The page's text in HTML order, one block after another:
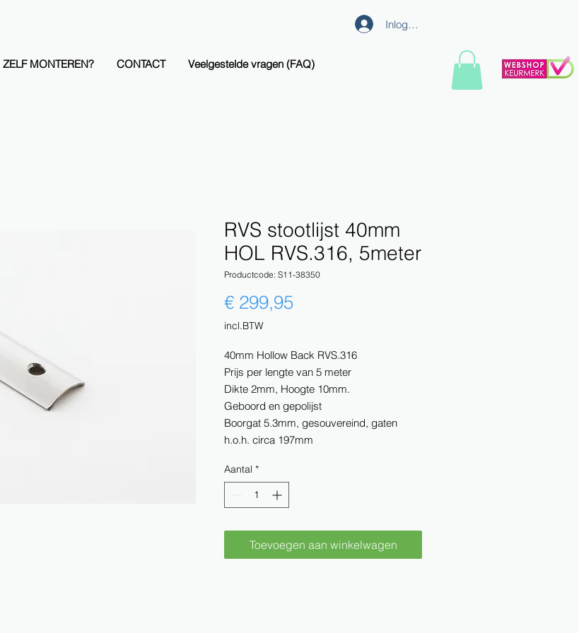
Inloggen
ZELF MONTEREN? CONTACT Veelgestelde vragen (FAQ)
RVS stootlijst 40mm
HOL RVS.316, 5meter
Productcode: S11-38350
€ 299,95Prijs
incl.BTW
40mm Hollow Back RVS.316
Prijs per lengte van 5 meter
Dikte 2mm, Hoogte 10mm.
Geboord en gepolijst
Boorgat 5.3mm, gesouvereind, gaten
h.o.h. circa 197mm
Aantal *
Toevoegen aan winkelwagen